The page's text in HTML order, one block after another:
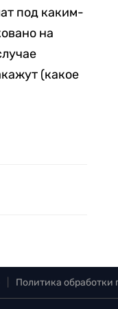
под каким-
на
(какое
Политика